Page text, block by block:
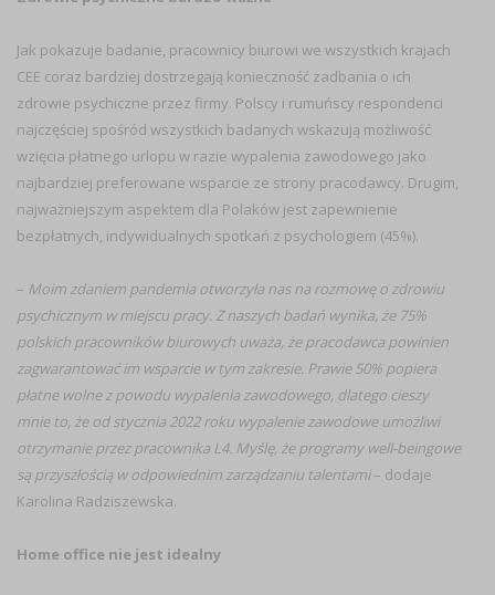
Jak pokazuje badanie, pracownicy biurowi we wszystkich krajach
CEE coraz bardziej dostrzegają konieczność zadbania o ich
zdrowie psychiczne przez firmy. Polscy i rumuńscy respondenci
najczęściej spośród wszystkich badanych wskazują możliwość
wzięcia płatnego urlopu w razie wypalenia zawodowego jako
najbardziej preferowane wsparcie ze strony pracodawcy. Drugim,
najważniejszym aspektem dla Polaków jest zapewnienie
bezpłatnych, indywidualnych spotkań z psychologiem (45%).
– Moim zdaniem pandemia otworzyła nas na rozmowę o zdrowiu
psychicznym w miejscu pracy. Z naszych badań wynika, że 75%
polskich pracowników biurowych uważa, że pracodawca powinien
zagwarantować im wsparcie w tym zakresie. Prawie 50% popiera
płatne wolne z powodu wypalenia zawodowego, dlatego cieszy
mnie to, że od stycznia 2022 roku wypalenie zawodowe umożliwi
otrzymanie przez pracownika L4. Myślę, że programy well-beingowe
są przyszłością w odpowiednim zarządzaniu talentami– dodaje
Karolina Radziszewska.
Home office nie jest idealny